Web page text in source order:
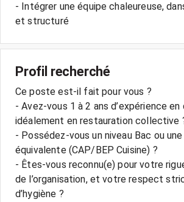
- Intégrer une équipe chaleureuse,
et structuré
Profil recherché
Ce poste est-il fait pour vous ?
- Avez-vous 1 à 2 ans d’expérience en
idéalement en restauration collective
- Possédez-vous un niveau Bac ou
équivalente (CAP/BEP Cuisine) ?
- Êtes-vous reconnu(e) pour votre
de l’organisation, et votre respect
d’hygiène ?